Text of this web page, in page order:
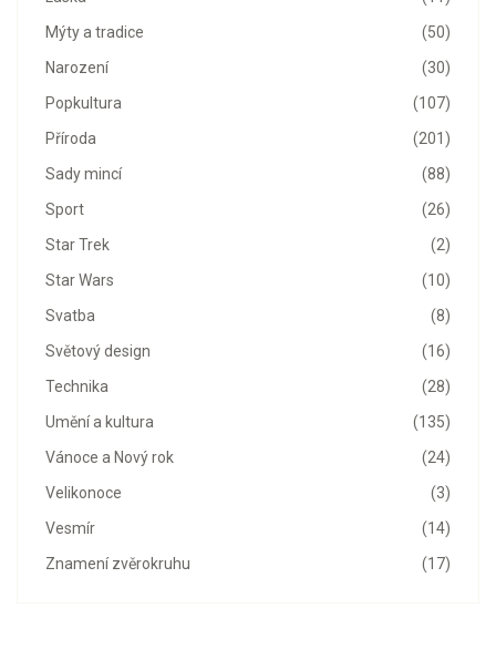
(50)
Mýty a tradice
(30)
Narození
(107)
Popkultura
(201)
Příroda
(88)
Sady mincí
(26)
Sport
(2)
Star Trek
(10)
Star Wars
(8)
Svatba
(16)
Světový design
(28)
Technika
(135)
Umění a kultura
(24)
Vánoce a Nový rok
(3)
Velikonoce
(14)
Vesmír
(17)
Znamení zvěrokruhu